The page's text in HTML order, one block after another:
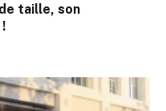
taille, son